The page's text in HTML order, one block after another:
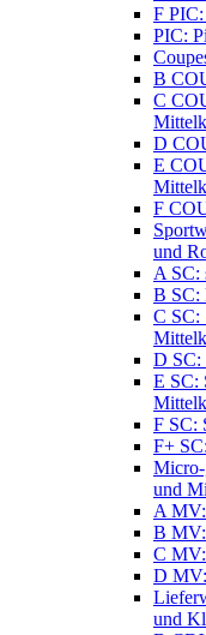
F
PIC:
B
C
D
E
F
und
A SC:
B SC:
C SC:
D SC:
E SC:
F SC:
F+
und
A
B MV:
C
D
und